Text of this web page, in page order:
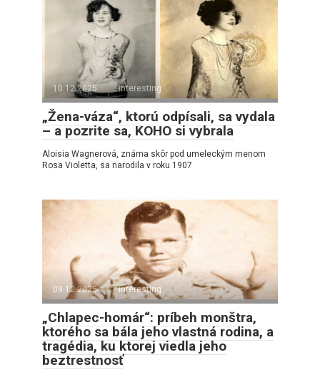
10.12.2025 interesting
„Žena-váza“, ktorú odpísali, sa vydala
– a pozrite sa, KOHO si vybrala
Aloisia Wagnerová, známa skôr pod umeleckým menom
Rosa Violetta, sa narodila v roku 1907
09.12.2025 interesting
„Chlapec-homár“: príbeh monštra,
ktorého sa bála jeho vlastná rodina, a
tragédia, ku ktorej viedla jeho
beztrestnosť